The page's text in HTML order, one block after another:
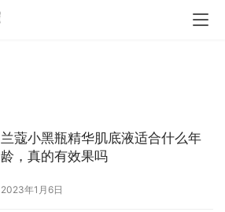
兰蔻小黑瓶精华肌底液适合什么年
龄，真的有效果吗
2023年1月6日